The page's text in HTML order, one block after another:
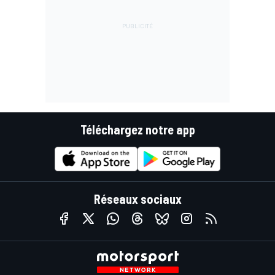
Téléchargez notre app
Réseaux sociaux